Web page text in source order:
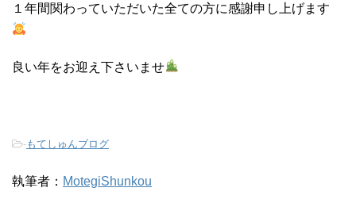
１年間関わっていただいた全ての方に感謝申し上げます
良い年をお迎え下さいませ
-もてしゅんブログ
執筆者： MotegiShunkou